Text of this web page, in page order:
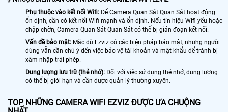
Phụ thuộc vào kết nối Wifi: Để Camera Quan Sát Quan Sát hoạt động
ổn định, cần có kết nối Wifi mạnh và ổn định. Nếu tín hiệu Wifi yếu hoặc
chập chờn, Camera Quan Sát Quan Sát có thể bị gián đoạn kết nối.
Vấn đề bảo mật: Mặc dù Ezviz có các biện pháp bảo mật, nhưng người
dùng vẫn cần chú ý đến việc bảo vệ tài khoản và mật khẩu để tránh bị
xâm nhập trái phép.
Dung lượng lưu trữ (thẻ nhớ): Đối với việc sử dụng thẻ nhớ, dung lượng
có thể bị giới hạn và cần được quản lý thường xuyên.
TOP NHỮNG CAMERA WIFI EZVIZ ĐƯỢC ƯA CHUỘNG